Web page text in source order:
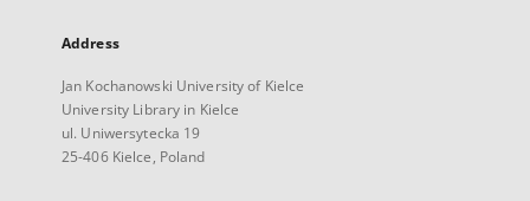
Address
Jan Kochanowski University of Kielce
University Library in Kielce
ul. Uniwersytecka 19
25-406 Kielce, Poland